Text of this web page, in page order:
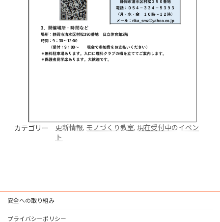
カテゴリー 更新情報, モノづくり教室, 現在受付中のイベン
ト
安全への取り組み
プライバシーポリシー